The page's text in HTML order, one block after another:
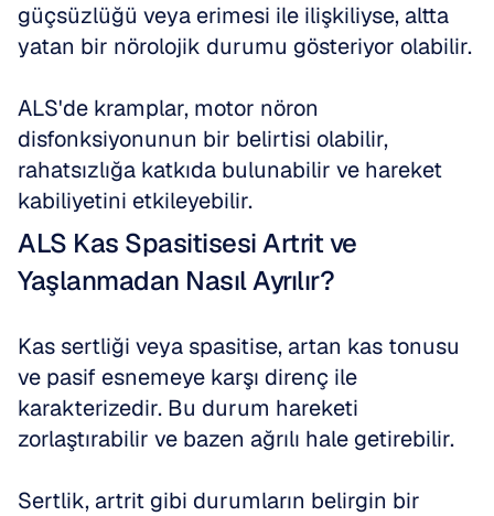
güçsüzlüğü veya erimesi ile ilişkiliyse, altta
ALS'de kramplar, motor nöron
disfonksiyonunun bir belirtisi olabilir,
rahatsızlığa katkıda bulunabilir ve hareket
kabiliyetini etkileyebilir.
ALS Kas Spasitisesi Artrit ve
Yaşlanmadan Nasıl Ayrılır?
Kas sertliği veya spasitise, artan kas tonusu
ve pasif esnemeye karşı direnç ile
karakterizedir. Bu durum hareketi
zorlaştırabilir ve bazen ağrılı hale getirebilir.
Sertlik, artrit gibi durumların belirgin bir